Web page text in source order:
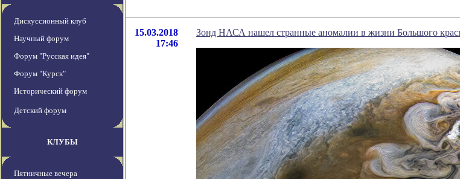
Дискуссионный клуб
Научный форум
Форум "Русская идея"
Форум "Курск"
Исторический форум
Детский форум
КЛУБЫ
Пятничные вечера
15.03.2018
17:46
Зонд НАСА нашел странные аномалии в жизни Большого